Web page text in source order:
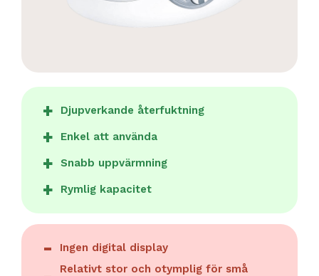
Djupverkande återfuktning
Enkel att använda
Snabb uppvärmning
Rymlig kapacitet
Ingen digital display
Relativt stor och otymplig för små